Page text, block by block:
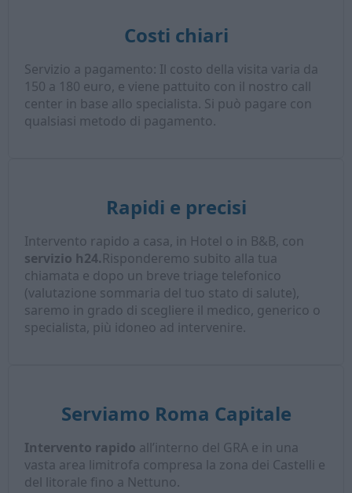
Costi chiari
Servizio a pagamento: Il costo della visita varia da
150 a 180 euro, e viene pattuito con il nostro call
center in base allo specialista. Si può pagare con
qualsiasi metodo di pagamento.
Rapidi e precisi
Intervento rapido a casa, in Hotel o in B&B, con
servizio h24.Risponderemo subito alla tua
chiamata e dopo un breve triage telefonico
(valutazione sommaria del tuo stato di salute),
saremo in grado di scegliere il medico, generico o
specialista, più idoneo ad intervenire.
Serviamo Roma Capitale
Intervento rapido all’interno del GRA e in una
vasta area limitrofa compresa la zona dei Castelli e
del litorale fino a Nettuno.